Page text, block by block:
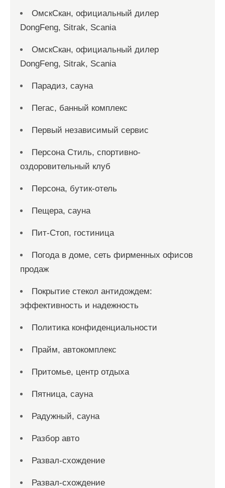
ОмскСкан, официальный дилер
DongFeng, Sitrak, Scania
ОмскСкан, официальный дилер
DongFeng, Sitrak, Scania
Парадиз, сауна
Пегас, банный комплекс
Первый независимый сервис
Персона Стиль, спортивно-
оздоровительный клуб
Персона, бутик-отель
Пещера, сауна
Пит-Стоп, гостиница
Погода в доме, сеть фирменных офисов
продаж
Покрытие стекол антидождем:
эффективность и надежность
Политика конфиденциальности
Прайм, автокомплекс
Притомье, центр отдыха
Пятница, сауна
Радужный, сауна
Разбор авто
Развал-схождение
Развал-схождение